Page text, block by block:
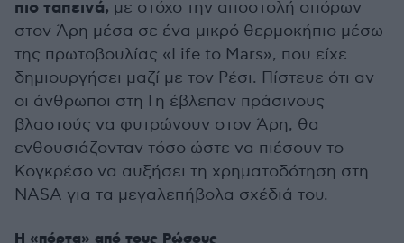
πιο ταπεινά, με στόχο την αποστολή σπόρων
στον Άρη μέσα σε ένα μικρό θερμοκήπιο μέσω
της πρωτοβουλίας «Life to Mars», που είχε
δημιουργήσει μαζί με τον Ρέσι. Πίστευε ότι αν
οι άνθρωποι στη Γη έβλεπαν πράσινους
βλαστούς να φυτρώνουν στον Άρη, θα
ενθουσιάζονταν τόσο ώστε να πιέσουν το
Κογκρέσο να αυξήσει τη χρηματοδότηση στη
NASA για τα μεγαλεπήβολα σχέδιά του.
Η «πόρτα» από τους Ρώσους